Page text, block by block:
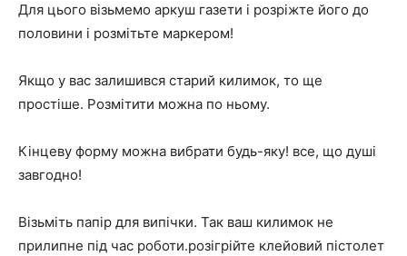
Для цього візьмемо аркуш газети і розріжте його до
половини і розмітьте маркером!
Якщо у вас залишився старий килимок, то ще
простіше. Розмітити можна по ньому.
Кінцеву форму можна вибрати будь-яку! все, що душі
завгодно!
Візьміть папір для випічки. Так ваш килимок не
прилипне під час роботи.розігрійте клейовий пістолет